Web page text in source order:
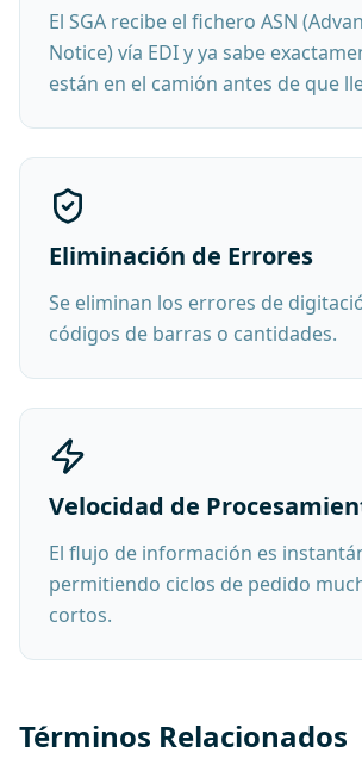
El SGA recibe el fichero ASN
Notice) vía EDI y ya sabe
están en el camión antes de que
Eliminación de Errores
Se eliminan los errores de
códigos de barras o cantidades.
Velocidad de
El flujo de información es
permitiendo ciclos de pedido
cortos.
Términos Relacionados